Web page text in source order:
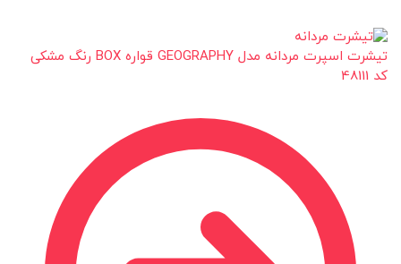
تیشرت اسپرت مردانه مدل GEOGRAPHY قواره BOX رنگ مشکی
کد 48111